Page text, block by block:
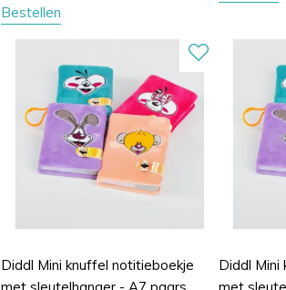
Bestellen
Diddl Mini knuffel notitieboekje
met sleutelhanger - A7 paars
Diddl Mini
met